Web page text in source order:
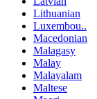
Lithuanian
Luxembou..
Macedonian
Malagasy
Malay
Malayalam
Maltese